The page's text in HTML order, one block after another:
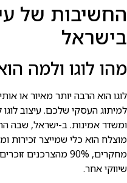
החשיבות של
בישראל
מהו לוגו ולמה
לוגו הוא הרבה יותר מאיור או
למיתוג העסקי שלכם. עיצוב
ומשדר אמינות. ב-ישראל, שבה
מוצלח הוא כלי שמייצר
מחקרים, 90%
שיווקי אחר.